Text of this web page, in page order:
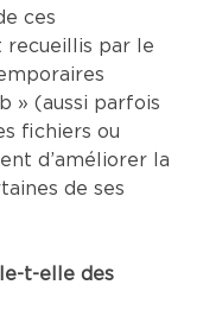
ces
recueillis par le
» (aussi parfois
fichiers ou
d’améliorer la
de ses
t-elle des